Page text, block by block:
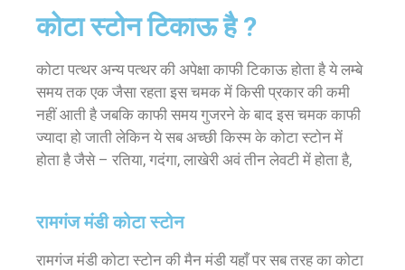
कोटा स्टोन टिकाऊ है ?
कोटा पत्थर अन्य पत्थर की अपेक्षा काफी टिकाऊ होता है ये लम्बे
समय तक एक जैसा रहता इस चमक में किसी प्रकार की कमी
नहीं आती है जबकि काफी समय गुजरने के बाद इस चमक काफी
ज्यादा हो जाती लेकिन ये सब अच्छी किस्म के कोटा स्टोन में
होता है जैसे – रतिया, गदंगा, लाखेरी अवं तीन लेवटी में होता है,
रामगंज मंडी कोटा स्टोन
रामगंज मंडी कोटा स्टोन की मैन मंडी यहाँ पर सब तरह का कोटा